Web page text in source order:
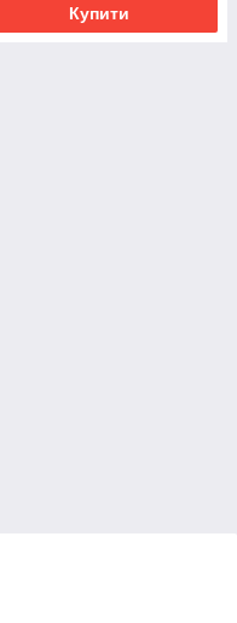
Купити